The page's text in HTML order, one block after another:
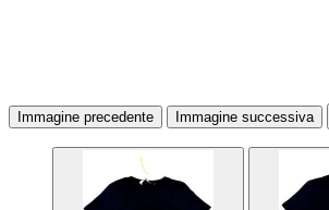
Immagine precedente Immagine successiva